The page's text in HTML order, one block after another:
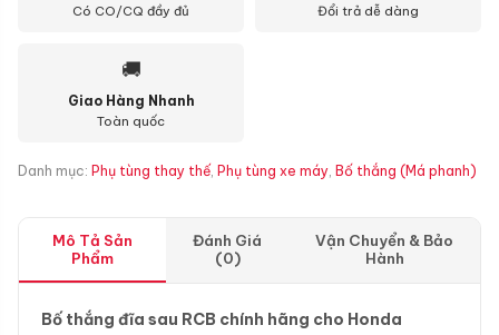
Có CO/CQ đầy đủ Đổi trả dễ dàng
🚚
Giao Hàng Nhanh
Toàn quốc
Danh mục: Phụ tùng thay thế, Phụ tùng xe máy, Bố thắng (Má phanh)
Mô Tả Sản
Phẩm
Đánh Giá
(0)
Vận Chuyển & Bảo
Hành
Bố thắng đĩa sau RCB chính hãng cho Honda